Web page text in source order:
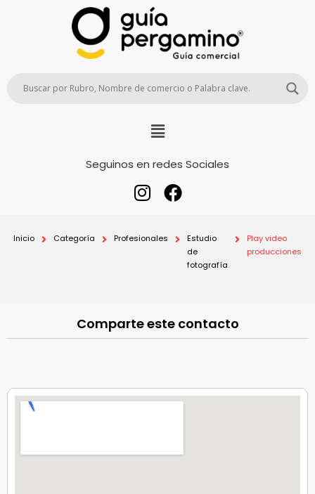
Seguinos en redes Sociales
Inicio Categoría Profesionales
Estudio
de
fotografía
Play video
producciones
Comparte este contacto